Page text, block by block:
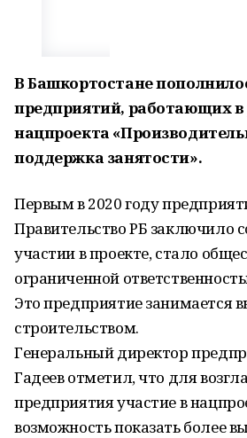
В Башкортостане
предприятий, работающих
нацпроекта
поддержка занятости».
Первым в 2020 году
Правительство РБ заключило
участии в проекте, стало
ограниченной
Это предприятие занимается
строительством.
Генеральный директор
Гадеев отметил, что для
предприятия участие в
возможность показать более